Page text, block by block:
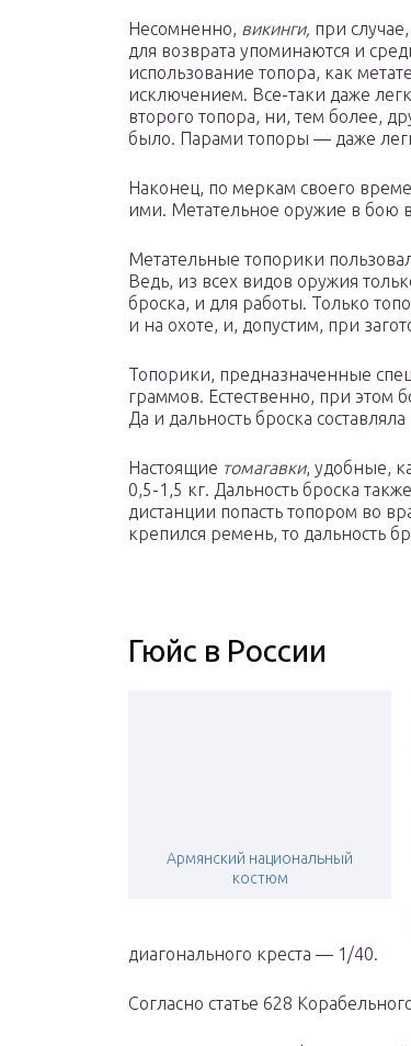
Несомненно, викинги, при
для возврата упоминаются и
использование топора, как
исключением. Все-таки даже
второго топора, ни, тем более,
было. Парами топоры — даже
Наконец, по меркам своего
ими. Метательное оружие в бою
Метательные топорики
Ведь, из всех видов оружия
броска, и для работы. Только
и на охоте, и, допустим, при
Топорики, предназначенные
граммов. Естественно, при этом
Да и дальность броска
Настоящие томагавки, удобные,
0,5-1,5 кг. Дальность броска
дистанции попасть топором во
крепился ремень, то дальность
Гюйс в России
Армянский национальный
костюм
диагонального креста — 1/40.
Согласно статье 628